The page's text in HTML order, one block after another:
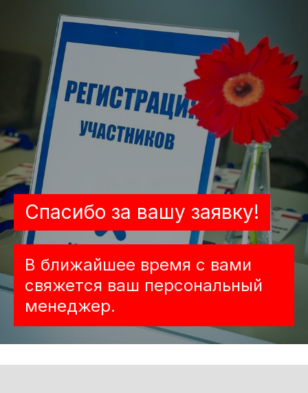
Спасибо за вашу заявку!
В ближайшее время с вами
свяжется ваш персональный
менеджер.